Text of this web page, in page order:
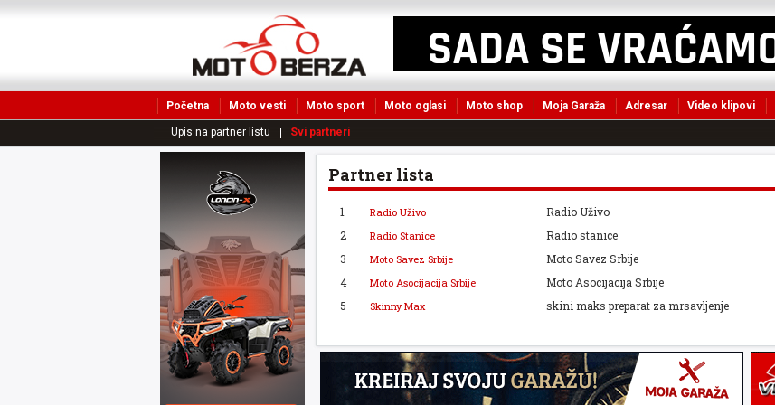
Početna Moto vesti Moto sport Moto oglasi Moto shop Moja Garaža Adresar Video klipovi
Upis na partner listu Svi partneri
Partner lista
1 Radio Uživo
Radio Uživo
2
Radio Stanice
Radio stanice
3
Moto Savez Srbije
Moto Savez Srbije
4
Moto Asocijacija Srbije
Moto Asocijacija Srbije
5
Skinny Max skini maks preparat za mrsavljenje